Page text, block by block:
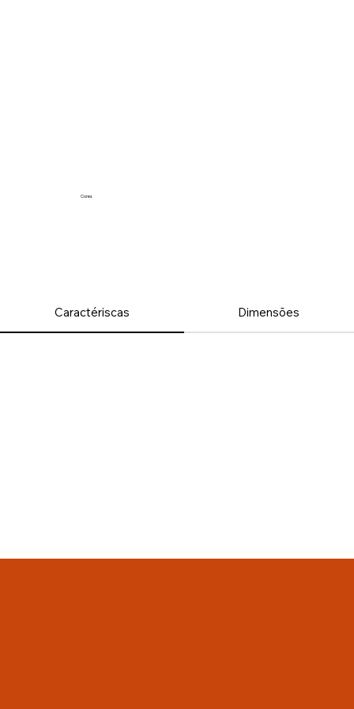
Cores
Caractériscas Dimensões